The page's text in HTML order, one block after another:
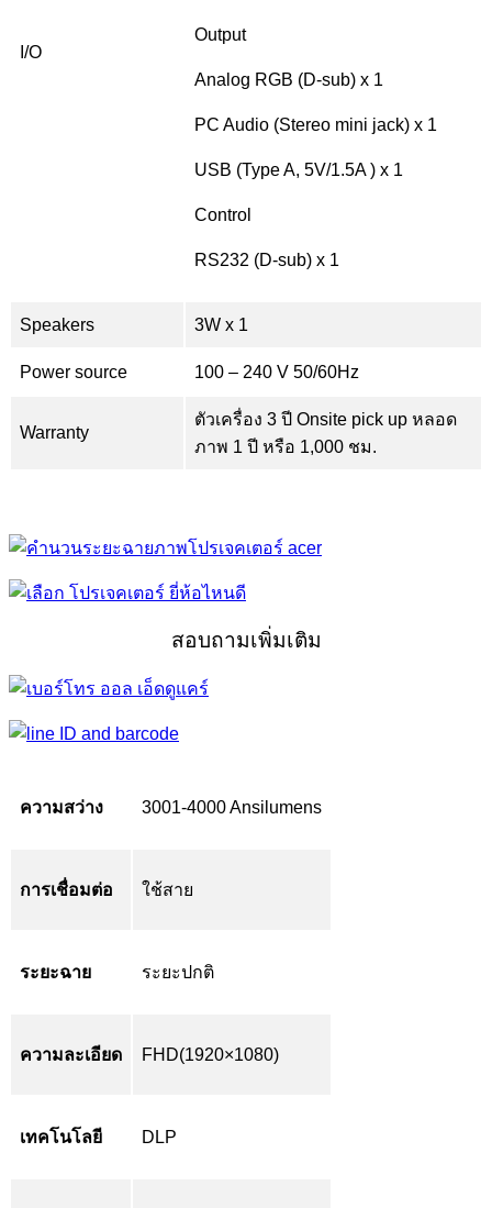
I/O
Output
Analog RGB (D-sub) x 1
PC Audio (Stereo mini jack) x 1
USB (Type A, 5V/1.5A ) x 1
Control
RS232 (D-sub) x 1
Speakers 3W x 1
Power source 100 – 240 V 50/60Hz
Warranty
ตัวเครื่อง 3 ปี Onsite pick up หลอด
ภาพ 1 ปี หรือ 1,000 ชม.
สอบถามเพิ่มเติม
ความสว่าง 3001-4000 Ansilumens
การเชื่อมต่อ ใช้สาย
ระยะฉาย ระยะปกติ
ความละเอียด FHD(1920×1080)
เทคโนโลยี DLP